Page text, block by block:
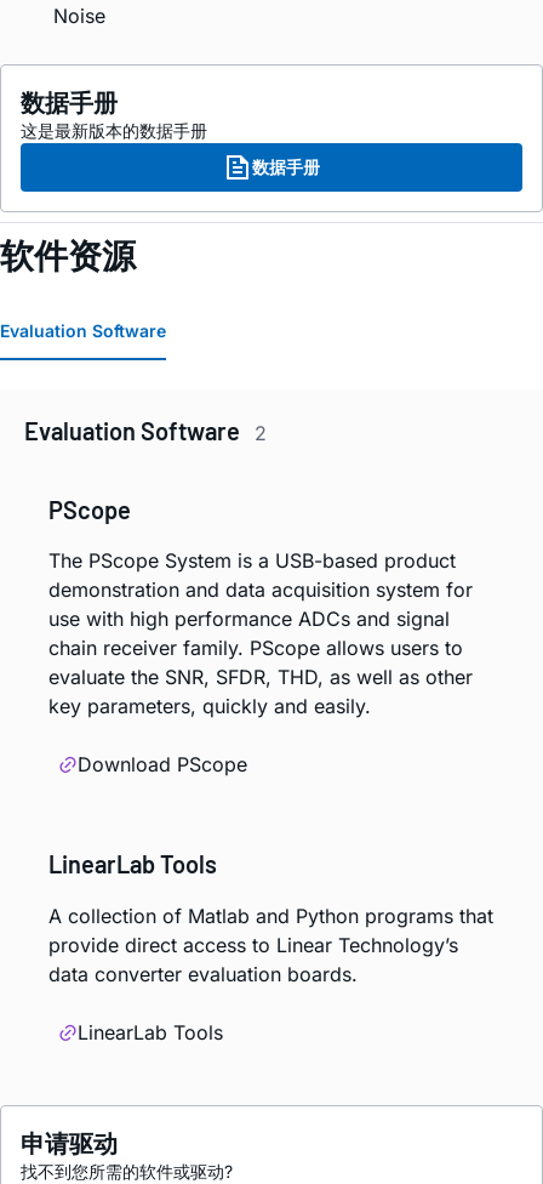
Noise
数据手册
这是最新版本的数据手册
数据手册
软件资源
Evaluation Software
Evaluation Software 2
PScope
The PScope System is a USB-based product
demonstration and data acquisition system for
use with high performance ADCs and signal
chain receiver family. PScope allows users to
evaluate the SNR, SFDR, THD, as well as other
key parameters, quickly and easily.
Download PScope
LinearLab Tools
A collection of Matlab and Python programs that
provide direct access to Linear Technology’s
data converter evaluation boards.
LinearLab Tools
申请驱动
找不到您所需的软件或驱动?